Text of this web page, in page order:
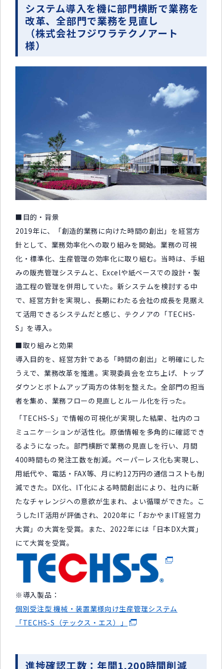
システム導入を機に部門横断で業務を
改革、全部門で業務を見直し
（株式会社フジワラテクノアート
様）
■目的・背景
2019年に、「創造的業務に向けた時間の創出」を経営方
針として、業務効率化への取り組みを開始。業務の可視
化・標準化、生産管理の効率化に取り組む。当時は、手組
みの販売管理システムと、Excelや紙ベースでの設計・製
造工程の管理を併用していた。新システムを検討する中
で、経営方針を実現し、長期にわたる会社の成長を見据え
て活用できるシステムだと感じ、テクノアの「TECHS-
S」を導入。
■取り組みと効果
導入目的を、経営方針である「時間の創出」と明確にした
うえで、業務改革を推進。実現委員会を立ち上げ、トップ
ダウンとボトムアップ両方の体制を整えた。全部門の担当
者を集め、業務フローの見直しとルール化を行った。
「TECHS-S」で情報の可視化が実現した結果、社内のコ
ミュニケ―ションが活性化。原価情報を多角的に確認でき
るようになった。部門横断で業務の見直しを行い、月間
400時間もの発注工数を削減。ペーパーレス化も実現し、
用紙代や、電話・FAX等、月に約12万円の通信コストも削
減できた。DX化、IT化による時間創出により、社内に新
たなチャレンジへの意欲が生まれ、よい循環ができた。こ
うしたIT活用が評価され、2020年に「おかやまIT経営力
大賞」の大賞を受賞。また、2022年には「日本DX大賞」
にて大賞を受賞。
※導入製品：
個別受注型 機械・装置業様向け生産管理システム
「TECHS-S（テックス・エス）」
進捗確認工数：年間1,200時間削減